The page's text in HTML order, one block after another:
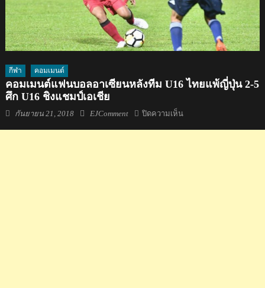
กีฬา คอมเมนต์
คอมเมนต์แฟนบอลอาเซียนหลังทีม U16 ไทยแพ้ญี่ปุ่น 2-5
ศึก U16 ชิงแชมป์เอเชีย
Posted
กันยายน 21, 2018 Author
EJComment ปิดความเห็นบน